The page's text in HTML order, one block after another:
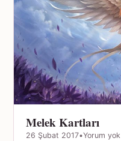
Melek Kartları
26 Şubat 2017•Yorum yok